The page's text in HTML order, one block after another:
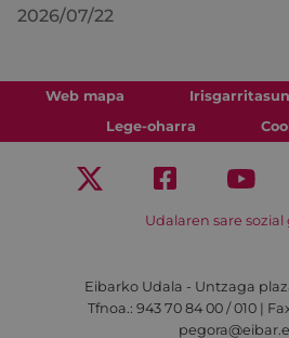
2026/07/22
Web mapa
Lege-oharra
Udalaren sare
Eibarko Udala - Untzaga
Tfnoa.: 943 70 84 00 / 010 |